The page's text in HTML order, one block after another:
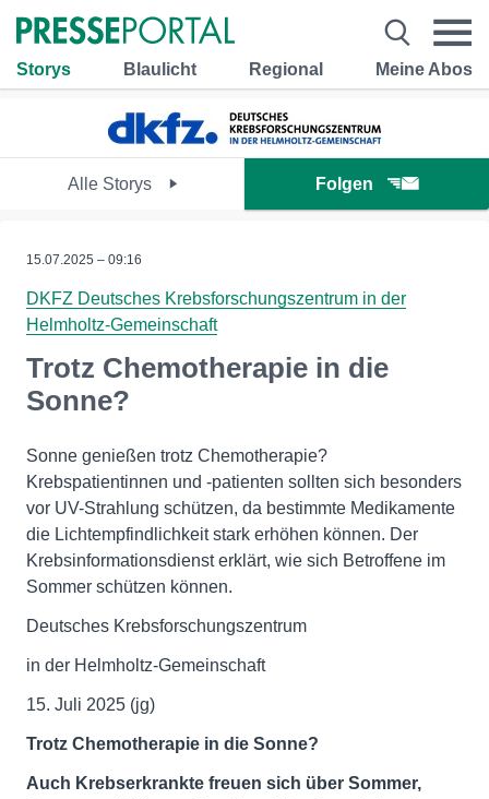
Storys Blaulicht Regional Meine Abos
Alle Storys Folgen
15.07.2025 – 09:16
DKFZ Deutsches Krebsforschungszentrum in der
Helmholtz-Gemeinschaft
Trotz Chemotherapie in die
Sonne?
Sonne genießen trotz Chemotherapie?
Krebspatientinnen und -patienten sollten sich besonders
vor UV-Strahlung schützen, da bestimmte Medikamente
die Lichtempfindlichkeit stark erhöhen können. Der
Krebsinformationsdienst erklärt, wie sich Betroffene im
Sommer schützen können.
Deutsches Krebsforschungszentrum
in der Helmholtz-Gemeinschaft
15. Juli 2025 (jg)
Trotz Chemotherapie in die Sonne?
Auch Krebserkrankte freuen sich über Sommer,